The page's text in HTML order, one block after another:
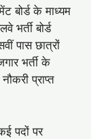
बोर्ड के माध्यम
बोर्ड
पास छात्रों
भर्ती के
प्राप्त
पदों पर